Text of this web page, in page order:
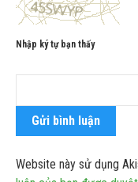
Nhập ký tự bạn thấy
Website này sử dụng